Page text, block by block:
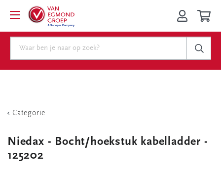
Categorie
Niedax - Bocht/hoekstuk kabelladder -
125202